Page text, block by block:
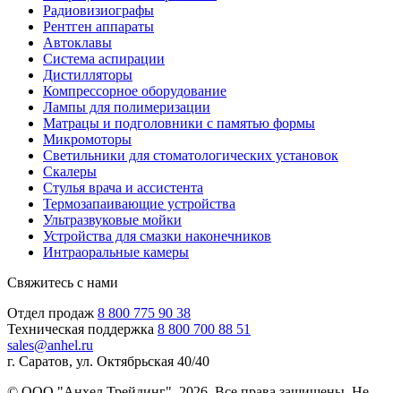
Радиовизиографы
Рентген аппараты
Автоклавы
Система аспирации
Дистилляторы
Компрессорное оборудование
Лампы для полимеризации
Матрацы и подголовники с памятью формы
Микромоторы
Светильники для стоматологических установок
Скалеры
Стулья врача и ассистента
Термозапаивающие устройства
Ультразвуковые мойки
Устройства для смазки наконечников
Интраоральные камеры
Свяжитесь с нами
Отдел продаж 8 800 775 90 38
Техническая поддержка 8 800 700 88 51
sales@anhel.ru
г. Саратов, ул. Октябрьская 40/40